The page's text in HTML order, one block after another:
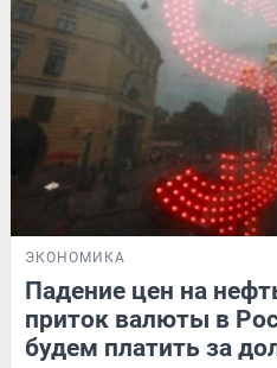
ЭКОНОМИКА
Падение цен на
приток валюты в
будем платить за